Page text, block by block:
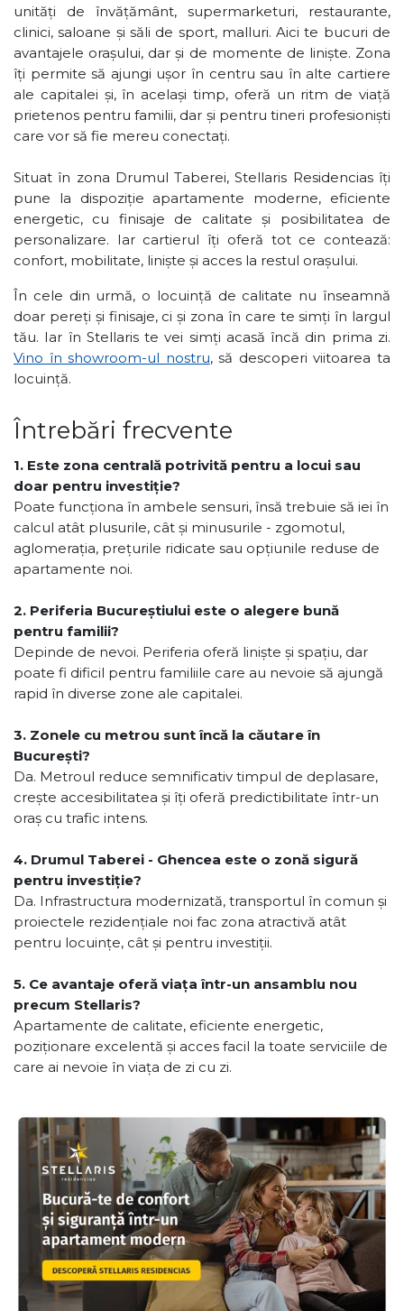
unități de învățământ, supermarketuri, restaurante,
clinici, saloane și săli de sport, malluri. Aici te bucuri de
avantajele orașului, dar și de momente de liniște. Zona
îți permite să ajungi ușor în centru sau în alte cartiere
ale capitalei și, în același timp, oferă un ritm de viață
prietenos pentru familii, dar și pentru tineri profesioniști
care vor să fie mereu conectați.
Situat în zona Drumul Taberei, Stellaris Residencias îți
pune la dispoziție apartamente moderne, eficiente
energetic, cu finisaje de calitate și posibilitatea de
personalizare. Iar cartierul îți oferă tot ce contează:
confort, mobilitate, liniște și acces la restul orașului.
În cele din urmă, o locuință de calitate nu înseamnă
doar pereți și finisaje, ci și zona în care te simți în largul
tău. Iar în Stellaris te vei simți acasă încă din prima zi.
Vino în showroom-ul nostru, să descoperi viitoarea ta
locuință.
Întrebări frecvente
1. Este zona centrală potrivită pentru a locui sau
doar pentru investiție?
Poate funcționa în ambele sensuri, însă trebuie să iei în
calcul atât plusurile, cât și minusurile - zgomotul,
aglomerația, prețurile ridicate sau opțiunile reduse de
apartamente noi.
2. Periferia Bucureștiului este o alegere bună
pentru familii?
Depinde de nevoi. Periferia oferă liniște și spațiu, dar
poate fi dificil pentru familiile care au nevoie să ajungă
rapid în diverse zone ale capitalei.
3. Zonele cu metrou sunt încă la căutare în
București?
Da. Metroul reduce semnificativ timpul de deplasare,
crește accesibilitatea și îți oferă predictibilitate într-un
oraș cu trafic intens.
4. Drumul Taberei - Ghencea este o zonă sigură
pentru investiție?
Da. Infrastructura modernizată, transportul în comun și
proiectele rezidențiale noi fac zona atractivă atât
pentru locuințe, cât și pentru investiții.
5. Ce avantaje oferă viața într-un ansamblu nou
precum Stellaris?
Apartamente de calitate, eficiente energetic,
poziționare excelentă și acces facil la toate serviciile de
care ai nevoie în viața de zi cu zi.